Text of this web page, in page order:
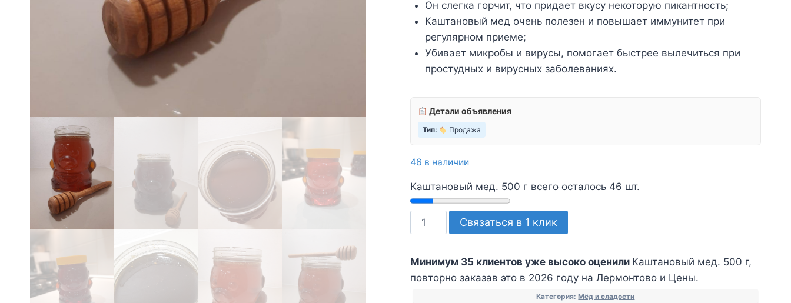
Он слегка горчит, что придает вкусу некоторую пикантность;
Каштановый мед очень полезен и повышает иммунитет при
регулярном приеме;
Убивает микробы и вирусы, помогает быстрее вылечиться при
простудных и вирусных заболеваниях.
Детали объявления
Тип: Продажа
46 в наличии
Каштановый мед. 500 г всего осталось 46 шт.
Количество
товара
мед.
500
Связаться в 1 клик
Минимум 35 клиентов уже высоко оценили Каштановый мед. 500 г,
повторно заказав это в 2026 году на Лермонтово и Цены.
Категория:Мёд и сладости